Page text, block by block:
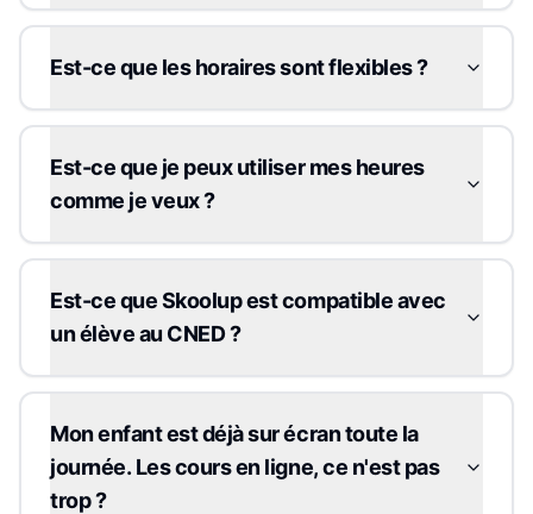
Est-ce que les horaires sont flexibles ?
Est-ce que je peux utiliser mes heures
comme je veux ?
Est-ce que Skoolup est compatible avec
un élève au CNED ?
Mon enfant est déjà sur écran toute la
journée. Les cours en ligne, ce n'est pas
trop ?